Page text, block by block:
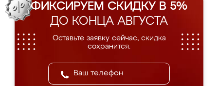
ФИКСИРУЕМ СКИДКУ В 5%
ДО КОНЦА АВГУСТА
Оставьте заявку сейчас, скидка
сохранится.